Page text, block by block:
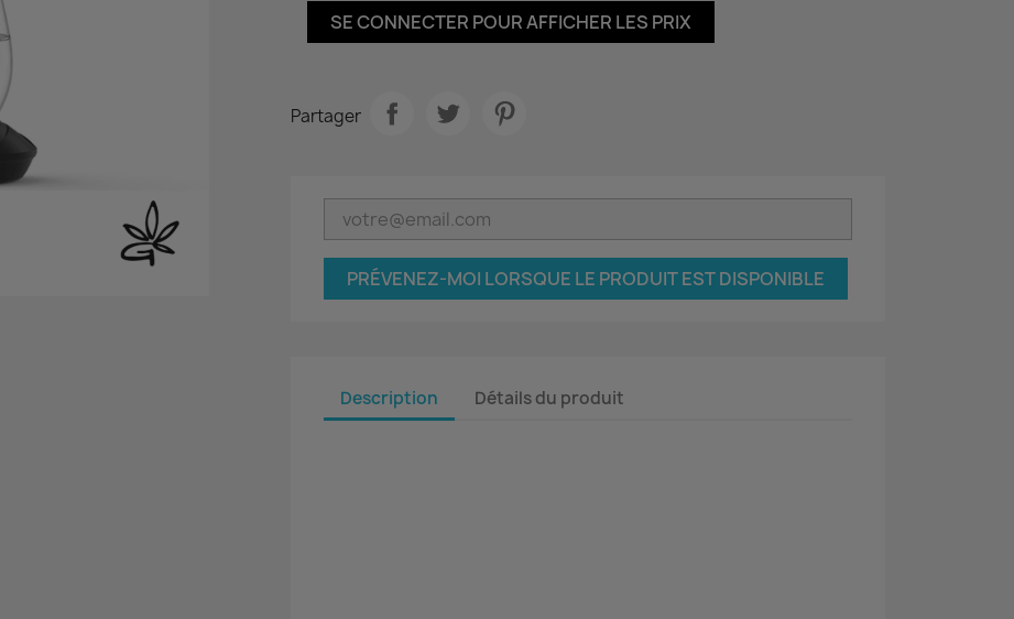
SE CONNECTER POUR AFFICHER LES PRIX
Partager
PRÉVENEZ-MOI LORSQUE LE PRODUIT EST DISPONIBLE
Description Détails du produit